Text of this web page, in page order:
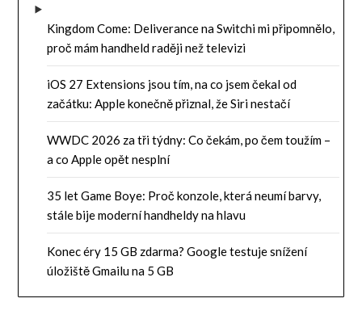
Kingdom Come: Deliverance na Switchi mi připomnělo,
proč mám handheld raději než televizi
iOS 27 Extensions jsou tím, na co jsem čekal od
začátku: Apple konečně přiznal, že Siri nestačí
WWDC 2026 za tři týdny: Co čekám, po čem toužím –
a co Apple opět nesplní
35 let Game Boye: Proč konzole, která neumí barvy,
stále bije moderní handheldy na hlavu
Konec éry 15 GB zdarma? Google testuje snížení
úložiště Gmailu na 5 GB